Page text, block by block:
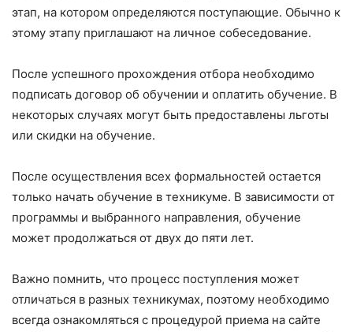
этап, на котором определяются поступающие. Обычно к
этому этапу приглашают на личное собеседование.
После успешного прохождения отбора необходимо
подписать договор об обучении и оплатить обучение. В
некоторых случаях могут быть предоставлены льготы
или скидки на обучение.
После осуществления всех формальностей остается
только начать обучение в техникуме. В зависимости от
программы и выбранного направления, обучение
может продолжаться от двух до пяти лет.
Важно помнить, что процесс поступления может
отличаться в разных техникумах, поэтому необходимо
всегда ознакомляться с процедурой приема на сайте